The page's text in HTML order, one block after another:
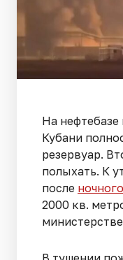
На
Кубани
резервуар.
полыхать. К
после
2000 кв.